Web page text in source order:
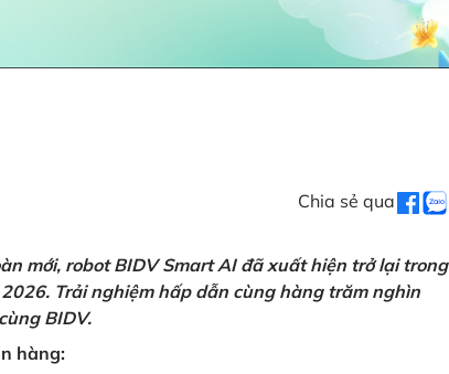
Chia sẻ qua
mới, robot BIDV Smart AI đã xuất hiện trở lại trong
Trải nghiệm hấp dẫn cùng hàng trăm nghìn
BIDV.
hàng: